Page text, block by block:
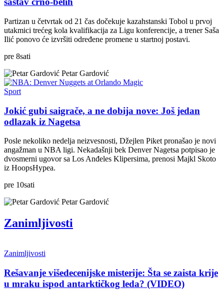
Partizan u četvrtak od 21 čas dočekuje kazahstanski Tobol u prvoj
utakmici trećeg kola kvalifikacija za Ligu konferencije, a trener Saša
Ilić ponovo će izvršiti određene promene u startnoj postavi.
pre 8sati
Petar Gardović
Sport
Jokić gubi saigrače, a ne dobija nove: Još jedan
odlazak iz Nagetsa
Posle nekoliko nedelja neizvesnosti, Džejlen Piket pronašao je novi
angažman u NBA ligi. Nekadašnji bek Denver Nagetsa potpisao je
dvosmerni ugovor sa Los Anđeles Klipersima, prenosi Majkl Skoto
iz HoopsHypea.
pre 10sati
Petar Gardović
Zanimljivosti
Zanimljivosti
Rešavanje višedecenijske misterije: Šta se zaista krije
u mraku ispod antarktičkog leda? (VIDEO)